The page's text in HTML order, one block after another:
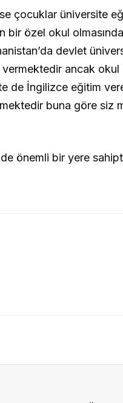
çocuklar üniversite
bir özel okul
devlet
ancak
de İngilizce eğitim
buna göre siz
önemli bir yere